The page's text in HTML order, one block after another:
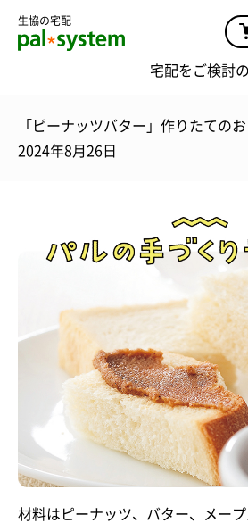
生協の宅配
宅配をご検討
「ピーナッツバター」作りたての
2024年8月26日
材料はピーナッツ、バター、メー